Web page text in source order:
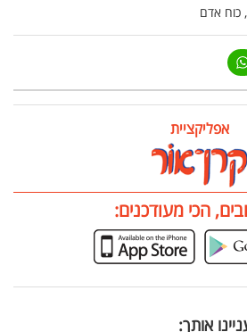
כוח אדם
אפליקציית
הכי מעודכנים:
אותך: